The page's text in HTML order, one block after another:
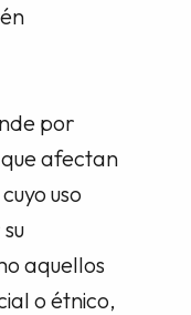
por
afectan
uso
aquellos
o étnico,